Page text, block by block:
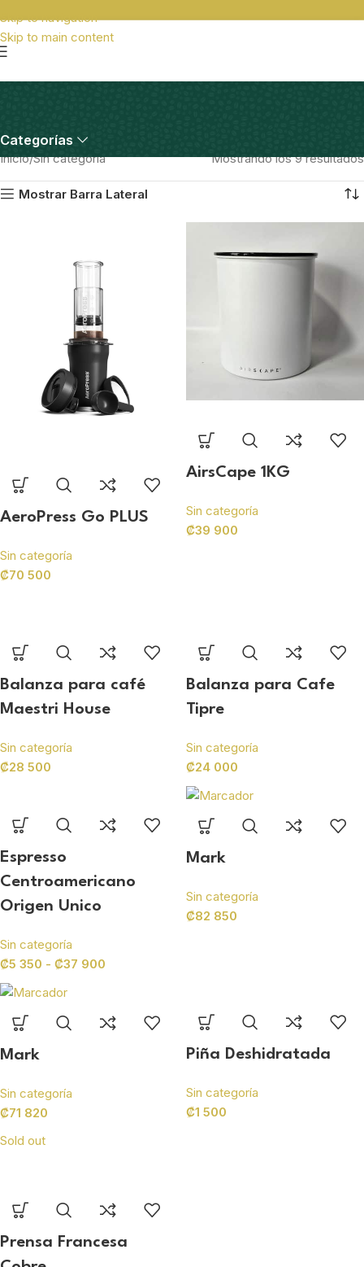
Skip to navigation
Skip to main content
Categorías
Inicio Sin categoría Mostrando los 9 resultados
Mostrar Barra Lateral
AeroPress Go PLUS
Sin categoría
₡70 500
AirsCape 1KG
Sin categoría
₡39 900
Balanza para café
Maestri House
Sin categoría
₡28 500
Balanza para Cafe
Tipre
Sin categoría
₡24 000
Espresso
Centroamericano
Origen Unico
Sin categoría
₡5 350 - ₡37 900
Mark
Sin categoría
₡82 850
Mark
Sin categoría
₡71 820
Piña Deshidratada
Sin categoría
₡1 500
Sold out
Prensa Francesa